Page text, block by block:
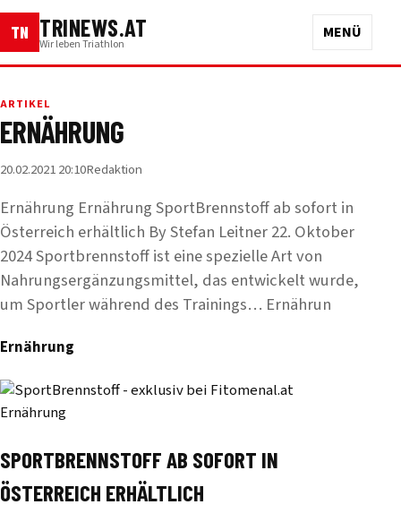
TN TRINEWS.AT
Wir leben Triathlon
MENÜ
ARTIKEL
ERNÄHRUNG
20.02.2021 20:10Redaktion
Ernährung Ernährung SportBrennstoff ab sofort in
Österreich erhältlich By Stefan Leitner 22. Oktober
2024 Sportbrennstoff ist eine spezielle Art von
Nahrungsergänzungsmittel, das entwickelt wurde,
um Sportler während des Trainings… Ernährun
Ernährung
Ernährung
SPORTBRENNSTOFF AB SOFORT IN
ÖSTERREICH ERHÄLTLICH